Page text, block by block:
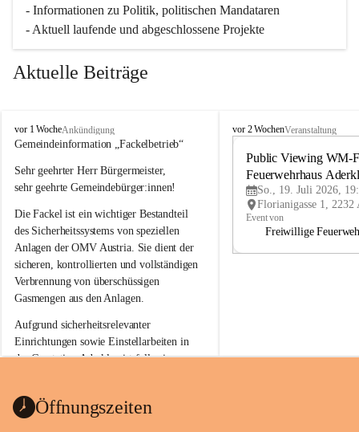
- Informationen zu Politik, politischen Mandataren
- Aktuell laufende und abgeschlossene Projekte
Aktuelle Beiträge
A
d
r
k
a
a
vor 1 WocheAnkündigung
Gemeindeinformation „Fackelbetrieb“
Sehr geehrter Herr Bürgermeister,
sehr geehrte Gemeindebürger:innen!
Die Fackel ist ein wichtiger Bestandteil
des Sicherheitssystems von speziellen
Anlagen der OMV Austria. Sie dient der
sicheren, kontrollierten und vollständigen
Verbrennung von überschüssigen
Gasmengen aus den Anlagen.
Aufgrund sicherheitsrelevanter
Einrichtungen sowie Einstellarbeiten in
der Gasstation Aderklaa ist fallweise
kommenden Tagen und Wochen wird
A
vor 2 WochenVeranstaltung
Public Viewing WM-
Feuerwehrhaus
So., 19. Juli 2026,
Event von
Freiwillige
Öffnungszeiten